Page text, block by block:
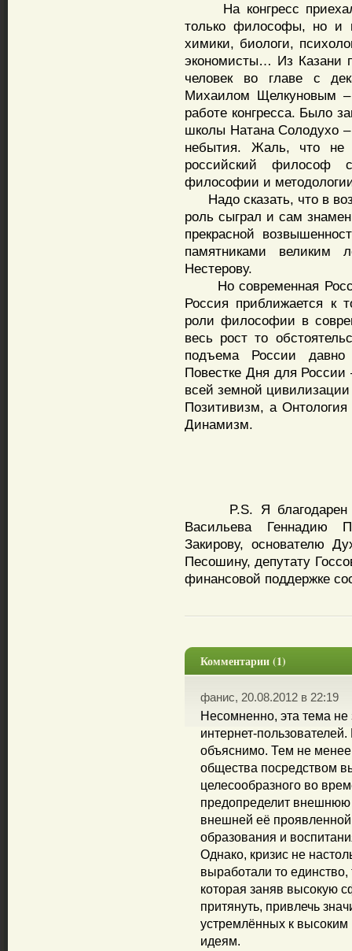
На конгресс
только философы, но и
химики, биологи,
экономисты… Из Казани
человек во главе с
Михаилом Щелкуновым –
работе конгресса. Было
школы Натана Солодухо
небытия. Жаль, что не
российский
философии и
Надо сказать, что в
роль сыграл и сам
прекрасной
памятниками великим
Нестерову.
Но современная
Россия приближается к
роли философии в
весь рост то
подъема России давно
Повестке Дня для
всей земной
Позитивизм, а
Динамизм.
P.S. Я благодарен
Васильева Геннадию
Закирову, основателю
Песошину, депутату
финансовой поддержке
Комментарии (1)
фанис, 20.08.2012 в 22:19
Несомненно, эта тема не
интернет-
объяснимо. Тем не
общества посредством
целесообразного во
предопределит
внешней её
образования и
Однако, кризис не
выработали то единство,
которая заняв высокую
притянуть, привлечь
устремлённых к
идеям.